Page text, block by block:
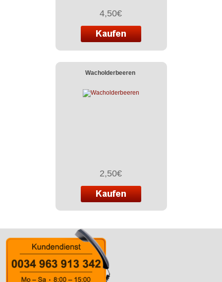
4,50€
Wacholderbeeren
2,50€